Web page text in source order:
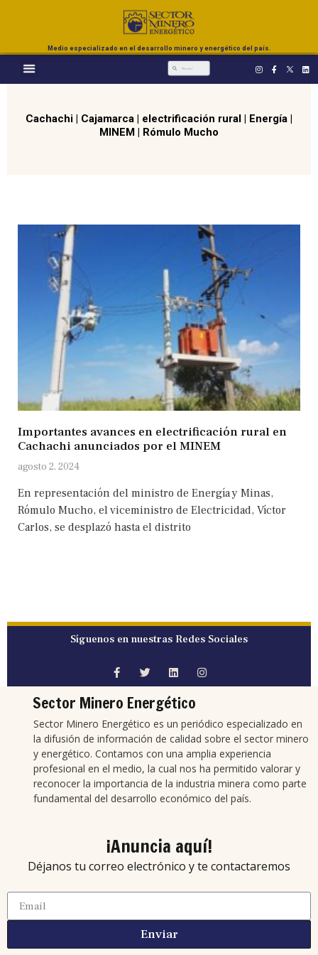
Medio especializado en el desarrollo minero y energético del país.
Cachachi | Cajamarca | electrificación rural | Energía |
MINEM | Rómulo Mucho
Importantes avances en electrificación rural en
Cachachi anunciados por el MINEM
agosto 2, 2024
En representación del ministro de Energía y Minas,
Rómulo Mucho, el viceministro de Electricidad, Víctor
Carlos, se desplazó hasta el distrito
Síguenos en nuestras Redes Sociales
Sector Minero Energético
Sector Minero Energético es un periódico especializado en
la difusión de información de calidad sobre el sector minero
y energético. Contamos con una amplia experiencia
profesional en el medio, la cual nos ha permitido valorar y
reconocer la importancia de la industria minera como parte
fundamental del desarrollo económico del país.
¡Anuncia aquí!
Déjanos tu correo electrónico y te contactaremos
Enviar